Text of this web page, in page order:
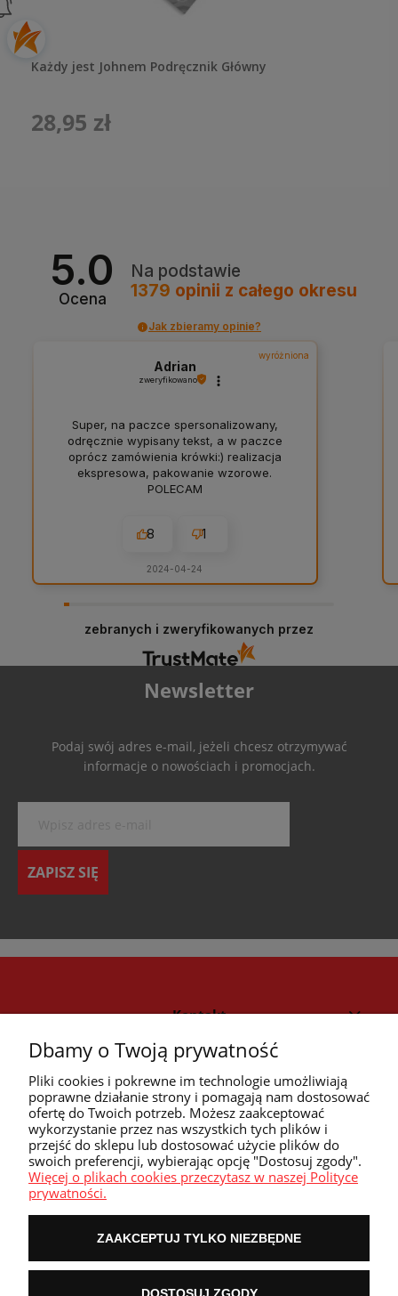
Każdy jest Johnem Podręcznik Główny
28,95 zł
5.0
Ocena
Na podstawie
1379 opinii z całego okresu
Jak zbieramy opinie?
wyróżniona
Adrian
zweryfikowano
Super, na paczce spersonalizowany,
odręcznie wypisany tekst, a w paczce
oprócz zamówienia krówki:) realizacja
ekspresowa, pakowanie wzorowe.
POLECAM
8 1
2024-04-24
zebranych i zweryfikowanych przez
Newsletter
Podaj swój adres e-mail, jeżeli chcesz otrzymywać
informacje o nowościach i promocjach.
ZAPISZ SIĘ
Strefa klienta
Przyczółek
Przydatne linki
Kontakt
POKAŻ PEŁNĄ WERSJĘ STRONY
Dbamy o Twoją prywatność
Pliki cookies i pokrewne im technologie umożliwiają
poprawne działanie strony i pomagają nam dostosować
ofertę do Twoich potrzeb. Możesz zaakceptować
wykorzystanie przez nas wszystkich tych plików i
przejść do sklepu lub dostosować użycie plików do
swoich preferencji, wybierając opcję "Dostosuj zgody".
Więcej o plikach cookies przeczytasz w naszej Polityce
prywatności.
ZAAKCEPTUJ TYLKO NIEZBĘDNE